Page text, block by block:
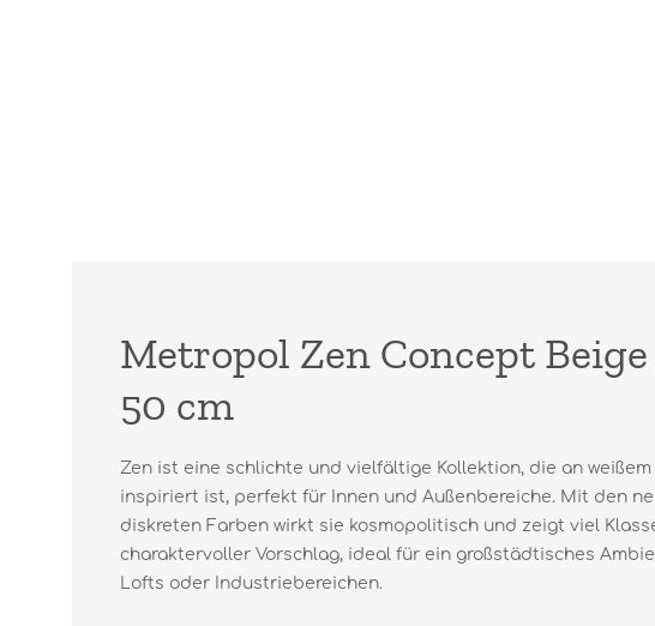
Metropol Zen Concept
50 cm
Zen ist eine schlichte und vielfältige Kollektion, die an weißem
inspiriert ist, perfekt für Innen und Außenbereiche. Mit den
diskreten Farben wirkt sie kosmopolitisch und zeigt viel
charaktervoller Vorschlag, ideal für ein großstädtisches
Lofts oder Industriebereichen.